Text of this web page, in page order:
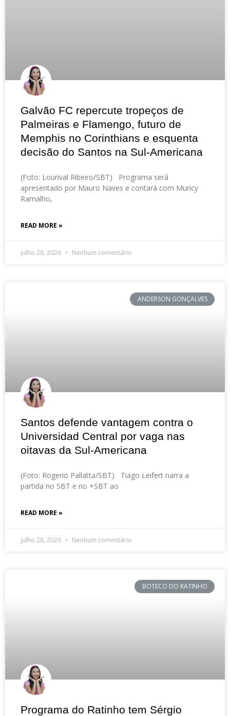
Galvão FC repercute tropeços de
Palmeiras e Flamengo, futuro de
Memphis no Corinthians e esquenta
decisão do Santos na Sul-Americana
(Foto: Lourival Ribeiro/SBT) Programa será
apresentado por Mauro Naves e contará com Muricy
Ramalho,
READ MORE »
julho 28, 2026 Nenhum comentário
ANDERSON GONÇALVES
Santos defende vantagem contra o
Universidad Central por vaga nas
oitavas da Sul-Americana
(Foto: Rogerio Pallatta/SBT) Tiago Leifert narra a
partida no SBT e no +SBT ao
READ MORE »
julho 28, 2026 Nenhum comentário
BOTECO DO RATINHO
Programa do Ratinho tem Sérgio